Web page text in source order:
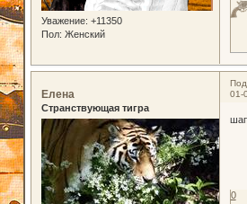
Уважение: +11350
Пол: Женский
01-
Елена
Странствующая тигра
0